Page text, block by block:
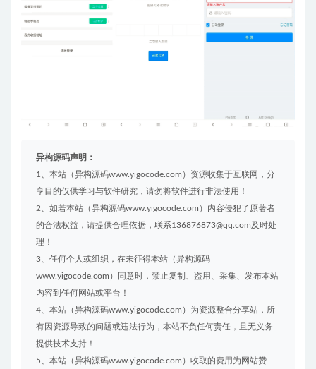
异构源码声明：
1、本站（异构源码www.yigocode.com）资源收集于互联网，分
享目的仅供学习与软件研究，请勿将软件进行非法使用！
2、如若本站（异构源码www.yigocode.com）内容侵犯了原著者
的合法权益，请提供合理依据，联系136876873@qq.com及时处
理！
3、任何个人或组织，在未征得本站（异构源码
www.yigocode.com）同意时，禁止复制、盗用、采集、发布本站
内容到任何网站或平台！
4、本站（异构源码www.yigocode.com）为资源整合分享站，所
有因资源导致的问题或违法行为，本站不负任何责任，且无义务
提供技术支持！
5、本站（异构源码www.yigocode.com）收取的费用为网站赞